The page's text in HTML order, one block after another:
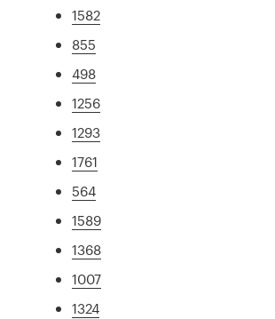
1582
855
498
1256
1293
1761
564
1589
1368
1007
1324